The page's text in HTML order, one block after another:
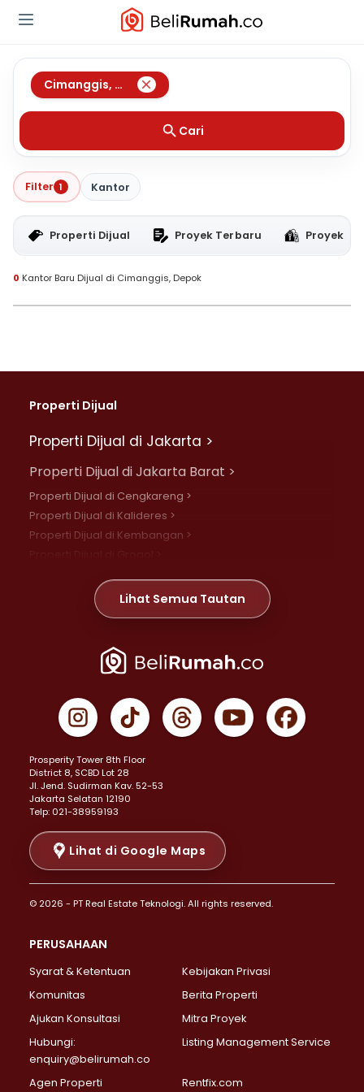
Cimanggis, Depok
Cari
Filter 1 Kantor
Properti Dijual Proyek Terbaru Proyek
0 Kantor Baru Dijual di Cimanggis, Depok
Properti Dijual
Properti Dijual di Jakarta >
Properti Dijual di Jakarta Barat >
Properti Dijual di Cengkareng >
Properti Dijual di Kalideres >
Properti Dijual di Kembangan >
Properti Dijual di Meruya >
Properti Dijual di Jelambar >
Properti Dijual di Jakarta Pusat >
Properti Dijual di Gambir >
Properti Dijual di Johar Baru >
Properti Dijual di Menteng >
Properti Dijual di Senen >
Properti Dijual di Tanah Abang >
Properti Dijual di Cikini >
Properti Dijual di Kramat >
Properti Dijual di Pasar Baru >
Properti Dijual di Bendungan Hilir >
Properti Dijual di Jakarta Selatan >
Properti Dijual di Lebak Bulus >
Properti Dijual di Gandaria Selatan >
Properti Dijual di Pondok Labu >
Properti Dijual di Lenteng Agung >
Properti Dijual di Senayan >
Properti Dijual di Pondok Pinang >
Lihat Semua Tautan
Prosperity Tower 8th Floor
District 8, SCBD Lot 28
JI. Jend. Sudirman Kav. 52-53
Jakarta Selatan 12190
Telp: 021-38959193
Lihat di Google Maps
© 2026 - PT Real Estate Teknologi. All rights reserved.
PERUSAHAAN
Syarat & Ketentuan
Kebijakan Privasi
Komunitas
Berita Properti
Ajukan Konsultasi
Mitra Proyek
Hubungi:
enquiry@belirumah.co
Listing Management Service
Agen Properti Rentfix.com